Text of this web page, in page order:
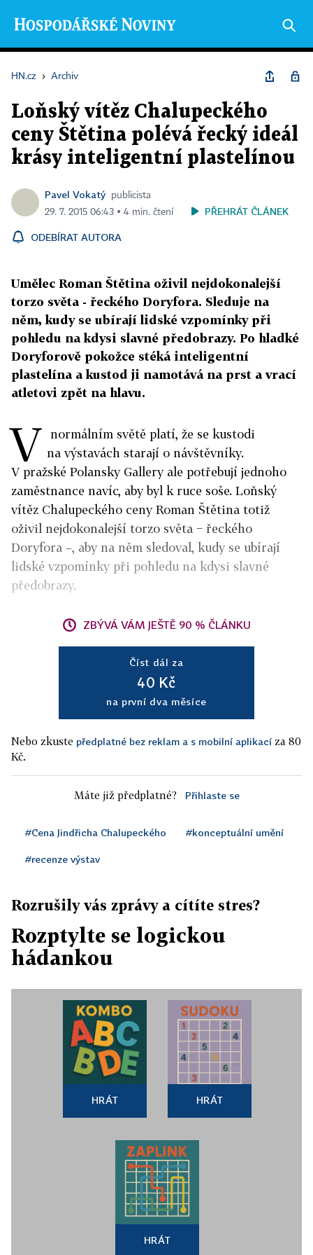
HN.cz › Archiv
Loňský vítěz Chalupeckého
ceny Štětina polévá řecký ideál
krásy inteligentní plastelínou
Pavel Vokatý
publicista
29. 7. 2015 06:43 ▪ 4 min. čtení
PŘEHRÁT ČLÁNEK
ODEBÍRAT AUTORA
Umělec Roman Štětina oživil nejdokonalejší
torzo světa - řeckého Doryfora. Sleduje na
něm, kudy se ubírají lidské vzpomínky při
pohledu na kdysi slavné předobrazy. Po hladké
Doryforově pokožce stéká inteligentní
plastelína a kustod ji namotává na prst a vrací
atletovi zpět na hlavu.
V normálním světě platí, že se kustodi
na výstavách starají o návštěvníky.
V pražské Polansky Gallery ale potřebují jednoho
zaměstnance navíc, aby byl k ruce soše. Loňský
vítěz Chalupeckého ceny Roman Štětina totiž
oživil nejdokonalejší torzo světa − řeckého
Doryfora –, aby na něm sledoval, kudy se ubírají
lidské vzpomínky při pohledu na kdysi slavné
předobrazy.
ZBÝVÁ VÁM JEŠTĚ 90 % ČLÁNKU
Číst dál za
40 Kč
na první dva měsíce
Nebo zkuste předplatné bez reklam a s mobilní aplikací za 80
Kč.
Máte již předplatné? Přihlaste se
#Cena Jindřicha Chalupeckého #konceptuální umění
#recenze výstav
Rozrušily vás zprávy a cítíte stres?
Rozptylte se logickou
hádankou
HRÁT HRÁT
HRÁT